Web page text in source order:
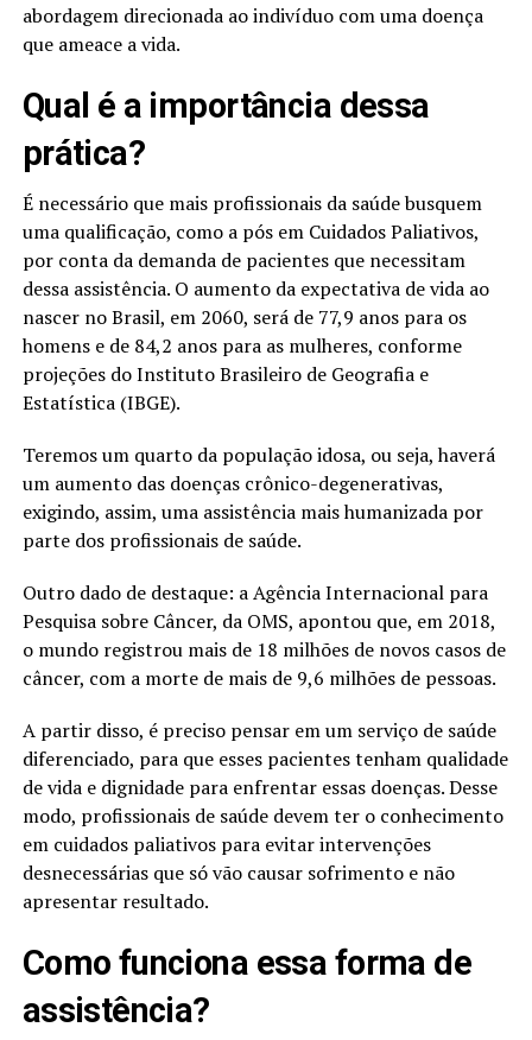
abordagem direcionada ao indivíduo com uma doença
que ameace a vida.
Qual é a importância dessa
prática?
É necessário que mais profissionais da saúde busquem
uma qualificação, como a pós em Cuidados Paliativos,
por conta da demanda de pacientes que necessitam
dessa assistência. O aumento da expectativa de vida ao
nascer no Brasil, em 2060, será de 77,9 anos para os
homens e de 84,2 anos para as mulheres, conforme
projeções do Instituto Brasileiro de Geografia e
Estatística (IBGE).
Teremos um quarto da população idosa, ou seja, haverá
um aumento das doenças crônico-degenerativas,
exigindo, assim, uma assistência mais humanizada por
parte dos profissionais de saúde.
Outro dado de destaque: a Agência Internacional para
Pesquisa sobre Câncer, da OMS, apontou que, em 2018,
o mundo registrou mais de 18 milhões de novos casos de
câncer, com a morte de mais de 9,6 milhões de pessoas.
A partir disso, é preciso pensar em um serviço de saúde
diferenciado, para que esses pacientes tenham qualidade
de vida e dignidade para enfrentar essas doenças. Desse
modo, profissionais de saúde devem ter o conhecimento
em cuidados paliativos para evitar intervenções
desnecessárias que só vão causar sofrimento e não
apresentar resultado.
Como funciona essa forma de
assistência?